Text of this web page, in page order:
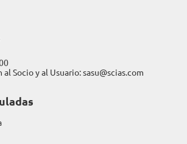
Socio y al Usuario:sasu@scias.com